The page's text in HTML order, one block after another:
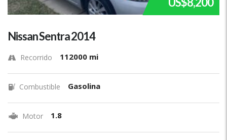
Nissan Sentra 2014
Recorrido 112000 mi
Combustible Gasolina
Motor 1.8